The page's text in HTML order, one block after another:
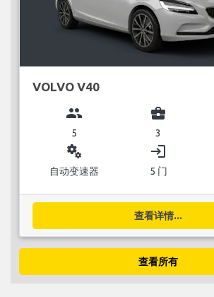
VOLVO V40
group
5
business_center
3
miscellaneous_services
自动变速器
login
5 门
查看详情...
查看所有